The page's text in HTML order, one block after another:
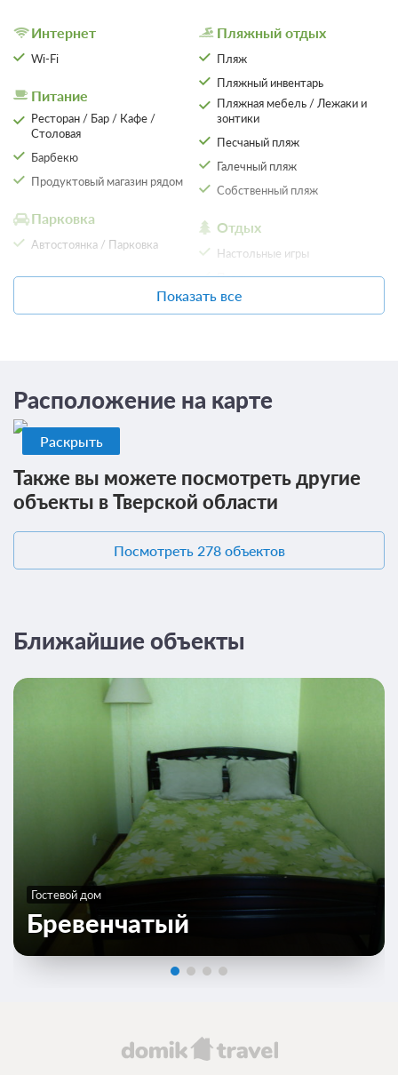
Проживание без питания
1 500
Классический трехместный номер
20м2
Общая ванная комната
Проживание без питания
2 000
Интернет
Wi-Fi
Питание
Ресторан / Бар / Кафе /
Столовая
Барбекю
Продуктовый магазин рядом
Парковка
Автостоянка / Парковка
Спорт
Пешие прогулки
Пляжный отдых
Пляж
Пляжный инвентарь
Пляжная мебель / Лежаки и
зонтики
Песчаный пляж
Галечный пляж
Собственный пляж
Отдых
Настольные игры
Пазлы
SPA
Сувенирный магазин
Показать все
Расположение на карте
Раскрыть
Также вы можете посмотреть другие
объекты в Тверской области
Посмотреть 278 объектов
Ближайшие объекты
Гостевой дом
Бревенчатый